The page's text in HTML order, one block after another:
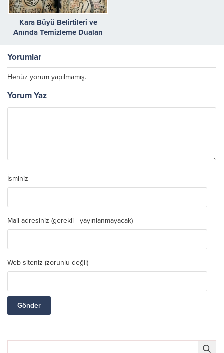
Kara Büyü Belirtileri ve
Anında Temizleme Duaları
Yorumlar
Henüz yorum yapılmamış.
Yorum Yaz
İsminiz
Mail adresiniz (gerekli - yayınlanmayacak)
Web siteniz (zorunlu değil)